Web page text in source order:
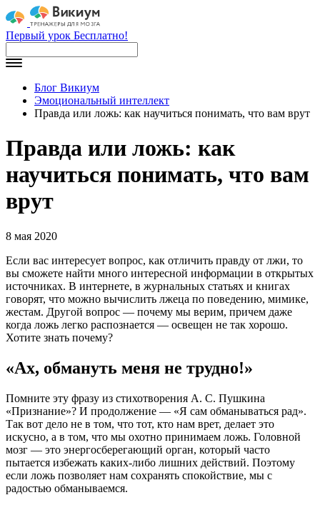
Первый урок Бесплатно!
Блог Викиум
Эмоциональный интеллект
Правда или ложь: как научиться понимать, что вам врут
Правда или ложь: как
научиться понимать, что вам
врут
8 мая 2020
Если вас интересует вопрос, как отличить правду от лжи, то
вы сможете найти много интересной информации в открытых
источниках. В интернете, в журнальных статьях и книгах
говорят, что можно вычислить лжеца по поведению, мимике,
жестам. Другой вопрос — почему мы верим, причем даже
когда ложь легко распознается — освещен не так хорошо.
Хотите знать почему?
«Ах, обмануть меня не трудно!»
Помните эту фразу из стихотворения А. С. Пушкина
«Признание»? И продолжение — «Я сам обманываться рад».
Так вот дело не в том, что тот, кто нам врет, делает это
искусно, а в том, что мы охотно принимаем ложь. Головной
мозг — это энергосберегающий орган, который часто
пытается избежать каких-либо лишних действий. Поэтому
если ложь позволяет нам сохранять спокойствие, мы с
радостью обманываемся.